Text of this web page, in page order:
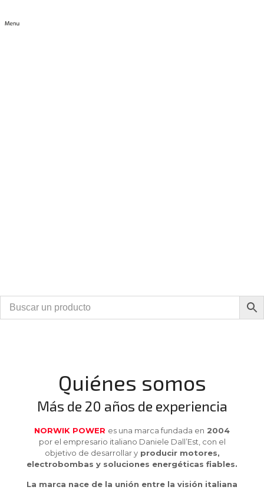
Quiénes somos
Más de 20 años de experiencia
NORWIK POWER es una marca fundada en 2004
por el empresario italiano Daniele Dall’Est, con el
objetivo de desarrollar yproducir motores,
electrobombas y soluciones energéticas fiables.
La marca nace de la unión entre la visión italiana